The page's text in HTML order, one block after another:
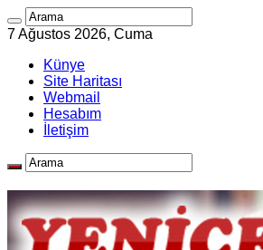
7 Ağustos 2026, Cuma
Künye
Site Haritası
Webmail
Hesabım
İletişim